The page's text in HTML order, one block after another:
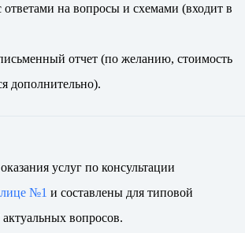
ответами на вопросы и схемами (входит в
отчет (по желанию, стоимость
дополнительно).
услуг по консультации
№1 и составлены для типовой
вопросов.